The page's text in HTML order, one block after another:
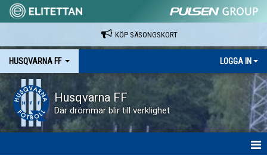
KÖP SÄSONGSKORT
HUSQVARNA FF LOGGA IN
Husqvarna FF
Där drömmar blir till verklighet